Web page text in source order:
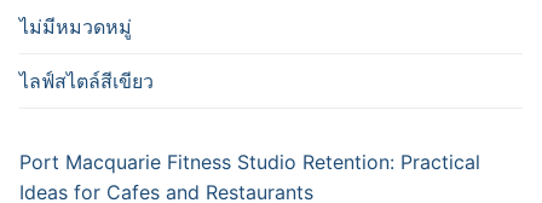
ไม่มีหมวดหมู่
ไลฟ์สไตล์สีเขียว
Port Macquarie Fitness Studio Retention: Practical
Ideas for Cafes and Restaurants